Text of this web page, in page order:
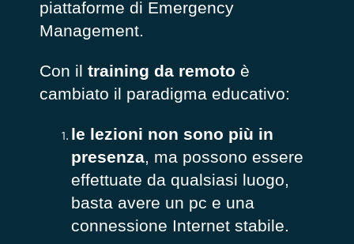
piattaforme di Emergency
Management.
Con il training da remoto è
cambiato il paradigma educativo:
le lezioni non sono più in
presenza, ma possono essere
effettuate da qualsiasi luogo,
basta avere un pc e una
connessione Internet stabile.